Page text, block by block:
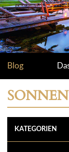
Blog
KATEGORIEN